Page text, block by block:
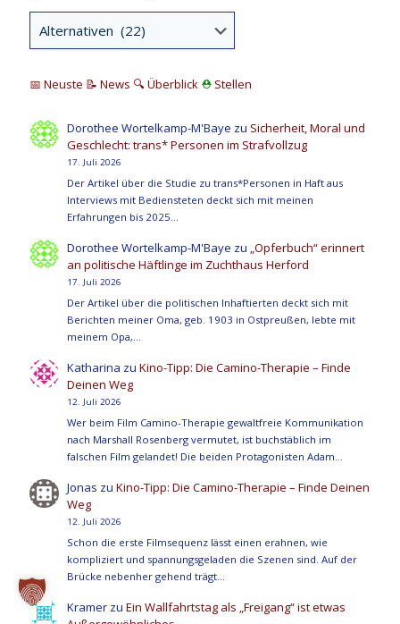
📅 Neuste 📝 News 🔍 Überblick ⛑ Stellen
Dorothee Wortelkamp-M'Baye zu Sicherheit, Moral und
Geschlecht: trans* Personen im Strafvollzug
17. Juli 2026
Der Artikel über die Studie zu trans*Personen in Haft aus
Interviews mit Bediensteten deckt sich mit meinen
Erfahrungen bis 2025…
Dorothee Wortelkamp-M'Baye zu „Opferbuch“ erinnert
an politische Häftlinge im Zuchthaus Herford
17. Juli 2026
Der Artikel über die politischen Inhaftierten deckt sich mit
Berichten meiner Oma, geb. 1903 in Ostpreußen, lebte mit
meinem Opa,…
Katharina zuKino-Tipp: Die Camino-Therapie – Finde
Deinen Weg
12. Juli 2026
Wer beim Film Camino-Therapie gewaltfreie Kommunikation
nach Marshall Rosenberg vermutet, ist buchstäblich im
falschen Film gelandet! Die beiden Protagonisten Adam…
Jonas zuKino-Tipp: Die Camino-Therapie – Finde Deinen
Weg
12. Juli 2026
Schon die erste Filmsequenz lässt einen erahnen, wie
kompliziert und spannungsgeladen die Szenen sind. Auf der
Brücke nebenher gehend trägt…
Kramer zuEin Wallfahrtstag als „Freigang“ ist etwas